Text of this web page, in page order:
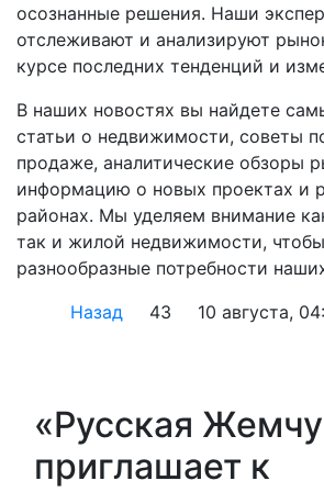
осознанные решения. Наши
отслеживают и анализируют
курсе последних тенденций и
В наших новостях вы найдете
статьи о недвижимости, советы
продаже, аналитические обзоры
информацию о новых проектах и
районах. Мы уделяем внимание
так и жилой недвижимости,
разнообразные потребности
Назад
43 10 августа,
«Русская
приглашает к